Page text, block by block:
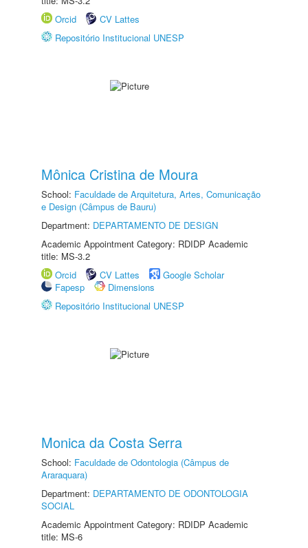
Orcid
CV Lattes
Repositório Institucional UNESP
Mônica Cristina de Moura
School: Faculdade de Arquitetura, Artes, Comunicação
e Design (Câmpus de Bauru)
Department: DEPARTAMENTO DE DESIGN
Academic Appointment Category: RDIDP Academic
title: MS-3.2
Orcid
CV Lattes
Google Scholar
Fapesp
Dimensions
Repositório Institucional UNESP
Monica da Costa Serra
School: Faculdade de Odontologia (Câmpus de
Araraquara)
Department: DEPARTAMENTO DE ODONTOLOGIA
SOCIAL
Academic Appointment Category: RDIDP Academic
title: MS-6